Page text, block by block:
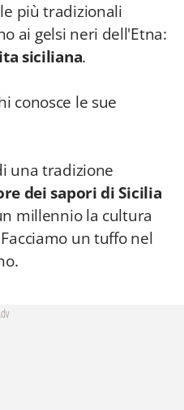
più tradizionali
ai gelsi neri dell'Etna:
siciliana.
conosce le sue
una tradizione
dei sapori di Sicilia
millennio la cultura
un tuffo nel